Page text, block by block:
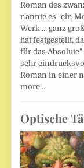
Roman des
nannte es "ein
Werk ... ganz
hat festgestellt,
für das
sehr
Roman in einer
more…
Optische